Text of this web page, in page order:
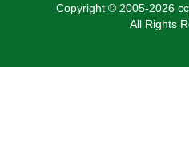
Copyright © 2005-2026
All Rights